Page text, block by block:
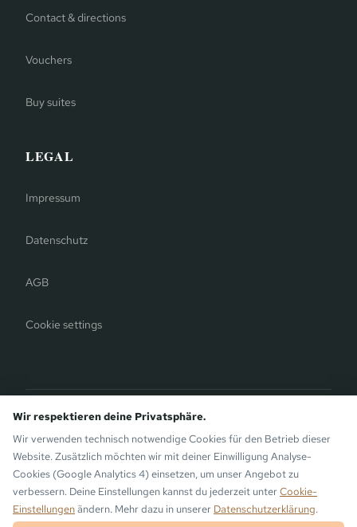
Contact & directions
Vouchers
Buy suites
LEGAL
Impressum
Datenschutz
AGB
Cookie settings
Bergauer Selection
Montafon Chalets
— modern chalets on the sunny side of
Gaschurn. Also by the Bergauer Brothers.
© 2026 the Monika Aparthotel · Bergsinn GmbH · Gaschurn, Montafon
Wir respektieren deine Privatsphäre.
Wir verwenden technisch notwendige Cookies für den Betrieb dieser
Website. Zusätzlich möchten wir mit deiner Einwilligung Analyse-
Cookies (Google Analytics 4) einsetzen, um unser Angebot zu
verbessern. Deine Einstellungen kannst du jederzeit unter Cookie-
Einstellungenändern. Mehr dazu in unserer Datenschutzerklärung.